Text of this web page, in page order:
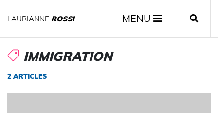
LAURIANNE ROSSI MENU
IMMIGRATION
2 ARTICLES